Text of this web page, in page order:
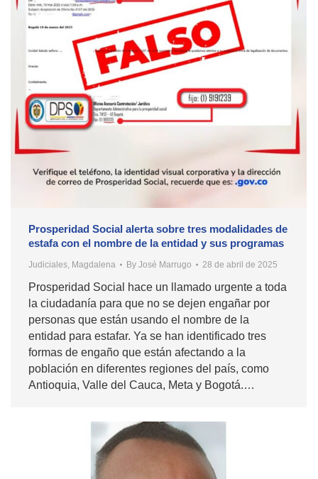
Prosperidad Social alerta sobre tres modalidades de
estafa con el nombre de la entidad y sus programas
Judiciales, Magdalena By José Marrugo 28 de abril de 2025
Prosperidad Social hace un llamado urgente a toda
la ciudadanía para que no se dejen engañar por
personas que están usando el nombre de la
entidad para estafar. Ya se han identificado tres
formas de engaño que están afectando a la
población en diferentes regiones del país, como
Antioquia, Valle del Cauca, Meta y Bogotá.…